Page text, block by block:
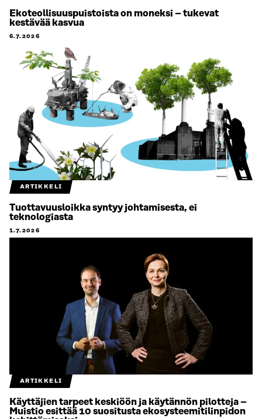
Ekoteollisuuspuistoista on moneksi – tukevat
kestävää kasvua
6.7.2026
ARTIKKELI
Tuottavuusloikka syntyy johtamisesta, ei
teknologiasta
1.7.2026
ARTIKKELI
Käyttäjien tarpeet keskiöön ja käytännön pilotteja –
Muistio esittää 10 suositusta ekosysteemitilinpidon